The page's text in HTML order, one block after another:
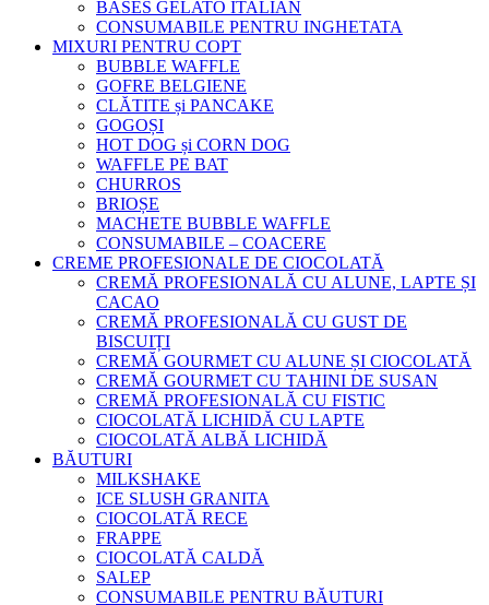
BASES GELATO ITALIAN
CONSUMABILE PENTRU INGHETATA
MIXURI PENTRU COPT
BUBBLE WAFFLE
GOFRE BELGIENE
CLĂTITE și PANCAKE
GOGOȘI
HOT DOG și CORN DOG
WAFFLE PE BAT
CHURROS
BRIOȘE
MACHETE BUBBLE WAFFLE
CONSUMABILE – COACERE
CREME PROFESIONALE DE CIOCOLATĂ
CREMĂ PROFESIONALĂ CU ALUNE, LAPTE ȘI
CACAO
CREMĂ PROFESIONALĂ CU GUST DE
BISCUIȚI
CREMĂ GOURMET CU ALUNE ȘI CIOCOLATĂ
CREMĂ GOURMET CU TAHINI DE SUSAN
CREMĂ PROFESIONALĂ CU FISTIC
CIOCOLATĂ LICHIDĂ CU LAPTE
CIOCOLATĂ ALBĂ LICHIDĂ
BĂUTURI
MILKSHAKE
ICE SLUSH GRANITA
CIOCOLATĂ RECE
FRAPPE
CIOCOLATĂ CALDĂ
SALEP
CONSUMABILE PENTRU BĂUTURI